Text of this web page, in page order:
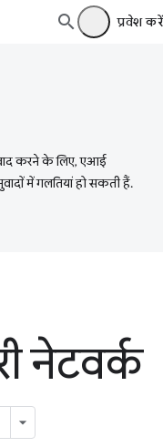
प्रवेश करें
करने के लिए, एआई
में गलतियां हो सकती हैं.
नेटवर्क